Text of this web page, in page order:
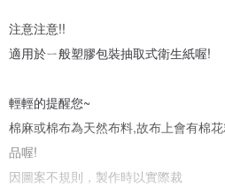
注意注意!!
適用於ㄧ般塑膠包裝抽取式衛生紙喔!
輕輕的提醒您~
棉麻或棉布為天然布料,故布上會有棉
品喔!
因圖案不規則，製作時以實際裁